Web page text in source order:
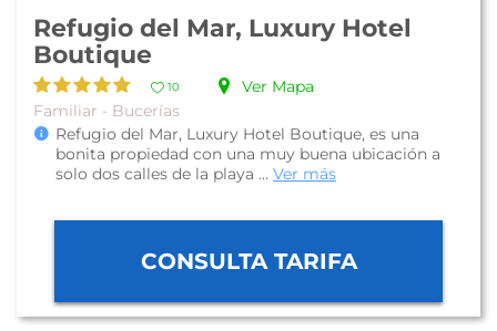
Refugio del Mar, Luxury Hotel
Boutique
10
Ver Mapa
Familiar - Bucerías
Refugio del Mar, Luxury Hotel Boutique, es una
bonita propiedad con una muy buena ubicación a
solo dos calles de la playa ... Ver más
CONSULTA TARIFA